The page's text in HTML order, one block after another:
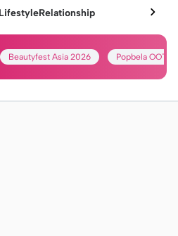
LifestyleRelationship
Beautyfest Asia 2026 Popbela OOTD